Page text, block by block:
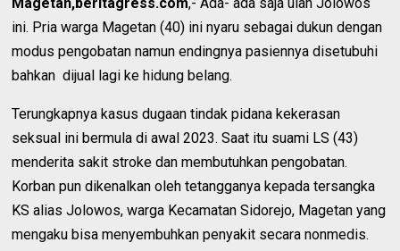
ini. Pria warga Magetan (40) ini nyaru sebagai dukun dengan
modus pengobatan namun endingnya pasiennya disetubuhi
bahkan dijual lagi ke hidung belang.
Terungkapnya kasus dugaan tindak pidana kekerasan
seksual ini bermula di awal 2023. Saat itu suami LS (43)
menderita sakit stroke dan membutuhkan pengobatan.
Korban pun dikenalkan oleh tetangganya kepada tersangka
KS alias Jolowos, warga Kecamatan Sidorejo, Magetan yang
mengaku bisa menyembuhkan penyakit secara nonmedis.